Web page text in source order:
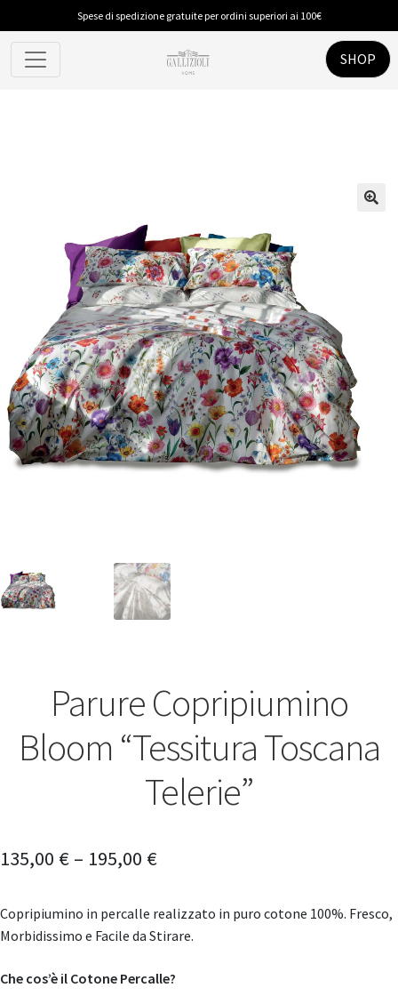
Spese di spedizione gratuite per ordini superiori ai 100€
SHOP
Parure Copripiumino
Bloom “Tessitura Toscana
Telerie”
135,00 € – 195,00 €
Copripiumino in percalle realizzato in puro cotone 100%. Fresco,
Morbidissimo e Facile da Stirare.
Che cos’è il Cotone Percalle?